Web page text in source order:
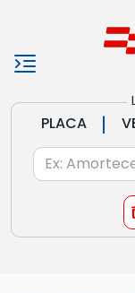
PLACA |